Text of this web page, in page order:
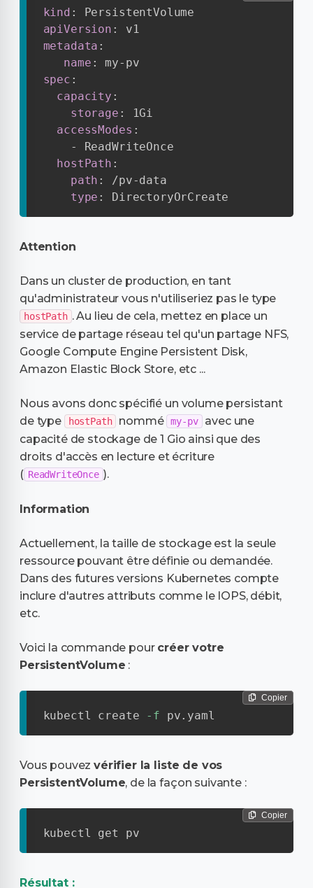
kind :
apiVersion :
metadata :
name : my-
spec :
capacity :
storage :
1Gi
accessModes :
-
ReadWriteOnce
hostPath :
path : /pv-data
type : DirectoryOrCreate
Attention
Dans un cluster de production, en tant
qu'administrateur vous n'utiliseriez pas le type
hostPath . Au lieu de cela, mettez en place un
service de partage réseau tel qu'un partage NFS,
Google Compute Engine Persistent Disk,
Amazon Elastic Block Store, etc ...
Nous avons donc spécifié un volume persistant
de type
hostPath nommé my-pv
avec une
capacité de stockage de 1 Gio ainsi que des
droits d'accès en lecture et écriture
( ReadWriteOnce ).
Information
Actuellement, la taille de stockage est la seule
ressource pouvant être définie ou demandée.
Dans des futures versions Kubernetes compte
inclure d'autres attributs comme le IOPS, débit,
etc.
Voici la commande pour créer votre
PersistentVolume :
Copier
kubectl create -f pv.yaml
Vous pouvezvérifier la liste de vos
PersistentVolume, de la façon suivante :
Copier
kubectl get pv
Résultat :